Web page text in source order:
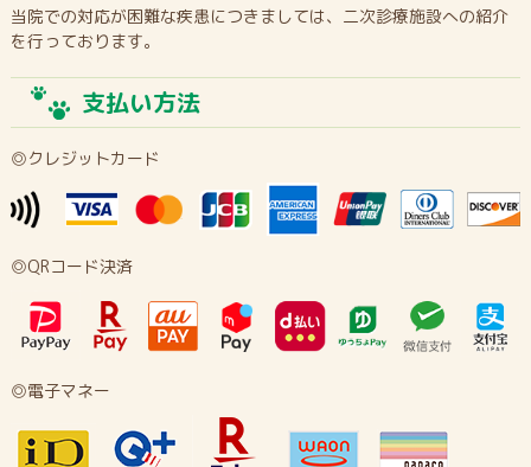
当院での対応が困難な疾患につきましては、二次診療施設への紹介
を行っております。
支払い方法
◎クレジットカード
◎QRコード決済
◎電子マネー